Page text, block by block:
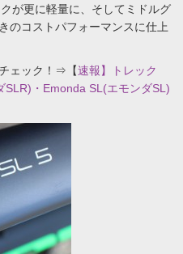
が更に軽量に、そしてミドルグ
のコストパフォーマンスに仕上
ェック！⇒【速報】トレック
・Emonda SL(エモンダSL)